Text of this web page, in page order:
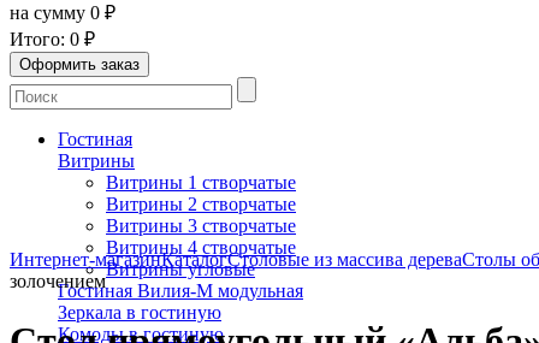
на сумму 0 ₽
Итого: 0 ₽
Гостиная
Витрины
Витрины 1 створчатые
Витрины 2 створчатые
Витрины 3 створчатые
Витрины 4 створчатые
Витрины угловые
Гостиная Вилия-М модульная
Зеркала в гостиную
Комоды в гостиную
Интернет-магазинКаталогСтоловые из массива дереваСтолы
золочением